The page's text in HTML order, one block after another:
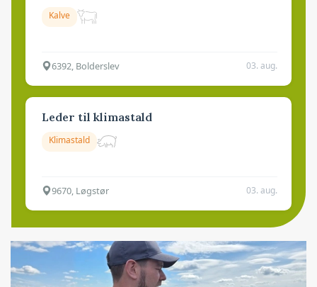
Kalve
6392, Bolderslev 03. aug.
Leder til klimastald
Klimastald
9670, Løgstør 03. aug.